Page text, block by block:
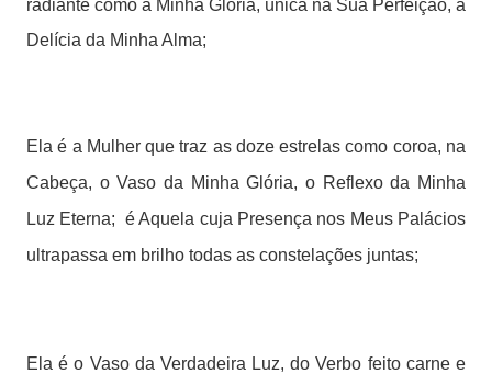
radiante como a Minha Glória, única na Sua Perfeição, a
Delícia da Minha Alma;
Ela é a Mulher que traz as doze estrelas como coroa, na
Cabeça, o Vaso da Minha Glória, o Reflexo da Minha
Luz Eterna; é Aquela cuja Presença nos Meus Palácios
ultrapassa em brilho todas as constelações juntas;
Ela é o Vaso da Verdadeira Luz, do Verbo feito carne e